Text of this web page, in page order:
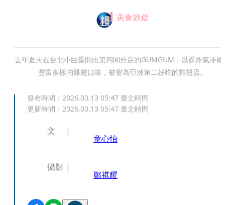
美食旅遊
去年夏天在台北小巨蛋開出第四間分店的GUMGUM，以裸炸氣冷
豐富多樣的雞翅口味，被譽為亞洲第二好吃的雞翅店。
發布時間： 2026.03.13 05:47 臺北時間
更新時間： 2026.03.13 05:47 臺北時間
文
童心怡
攝影
鄭祺耀